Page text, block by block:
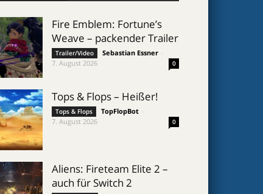
Fire Emblem: Fortune’s
Weave – packender Trailer
Trailer/Video Sebastian Essner
7. August 2026
0
Tops & Flops – Heißer!
Tops & Flops TopFlopBot
7. August 2026
0
Aliens: Fireteam Elite 2 –
auch für Switch 2